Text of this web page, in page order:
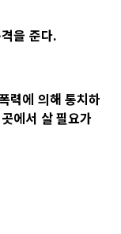
을 준다.
력에 의해 통치하
에서 살 필요가